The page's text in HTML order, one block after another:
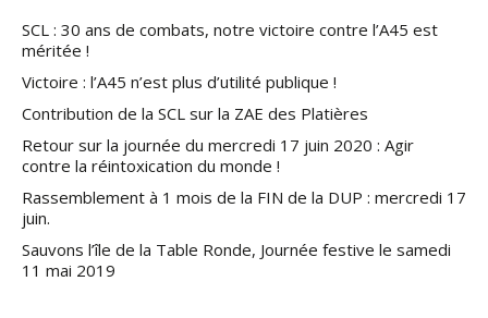
SCL : 30 ans de combats, notre victoire contre l’A45 est
méritée !
Victoire : l’A45 n’est plus d’utilité publique !
Contribution de la SCL sur la ZAE des Platières
Retour sur la journée du mercredi 17 juin 2020 : Agir
contre la réintoxication du monde !
Rassemblement à 1 mois de la FIN de la DUP : mercredi 17
juin.
Sauvons l’île de la Table Ronde, Journée festive le samedi
11 mai 2019